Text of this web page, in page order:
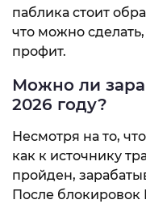
паблика стоит
что можно
профит.
Можно ли
2026 году?
Несмотря на то,
как к источнику
пройден,
После